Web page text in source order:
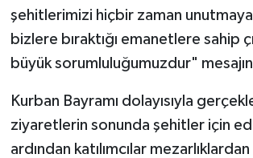
şehitlerimizi hiçbir zaman
bizlere bıraktığı emanetlere sahip
büyük sorumluluğumuzdur"
Kurban Bayramı dolayısıyla
ziyaretlerin sonunda şehitler için
ardından katılımcılar mezarlıklardan